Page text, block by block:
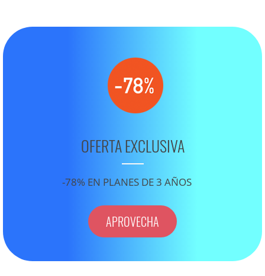
OFERTA EXCLUSIVA
-78% EN PLANES DE 3 AÑOS
APROVECHA